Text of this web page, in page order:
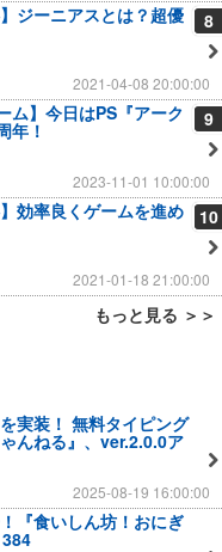
8
ジーニアスとは？超優
2021-04-08 20:00:00
9
ム】今日はPS『アーク
年！
2023-11-01 10:00:00
10
効率良くゲームを進め
2021-01-18 21:00:00
もっと見る ＞＞
実装！ 無料タイピング
んねる』、ver.2.0.0ア
2025-08-19 16:00:00
『食いしん坊！おにぎ